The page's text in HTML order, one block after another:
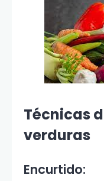
Técnicas
verduras
Encurtido: